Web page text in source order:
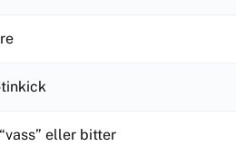
eller bitter